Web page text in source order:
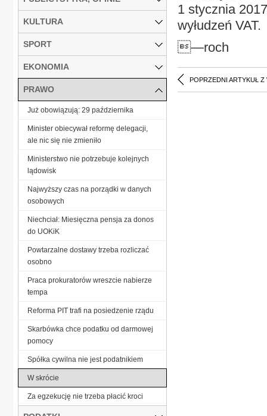
1 stycznia
wyłudzeń VAT.
—roch
POPRZEDNI ARTYKUŁ Z
KULTURA
SPORT
EKONOMIA
PRAWO
Już obowiązują: 29 października
Minister obiecywał reformę delegacji,
ale nic się nie zmieniło
Ministerstwo nie potrzebuje kolejnych
lądowisk
Najwyższy czas na porządki w danych
osobowych
Niechciał: Miesięczna pensja za donos
do UOKiK
Powtarzalne dostawy trzeba rozliczać
osobno
Praca prokuratorów wreszcie nabierze
tempa
Reforma PIT trafi na posiedzenie rządu
Skarbówka chce podatku od darmowej
pomocy
Spółka cywilna nie jest podatnikiem
W skrócie
Za egzekucję nie trzeba płacić kroci